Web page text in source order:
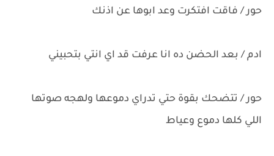
حور / فاقت افتكرت وعد ابوها عن اذنك
ادم / بعد الحضن ده انا عرفت قد اي انتي بتحبيني
حور / تتضحك بقوة حتي تدراي دموعها ولهجه صوتها
اللي كلها دموع وعياط